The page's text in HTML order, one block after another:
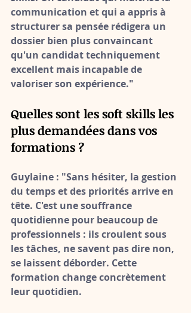
communication et qui a appris à
structurer sa pensée rédigera un
dossier bien plus convaincant
qu'un candidat techniquement
excellent mais incapable de
valoriser son expérience."
Quelles sont les soft skills les
plus demandées dans vos
formations ?
Guylaine : "Sans hésiter, la gestion
du temps et des priorités arrive en
tête. C'est une souffrance
quotidienne pour beaucoup de
professionnels : ils croulent sous
les tâches, ne savent pas dire non,
se laissent déborder. Cette
formation change concrètement
leur quotidien.